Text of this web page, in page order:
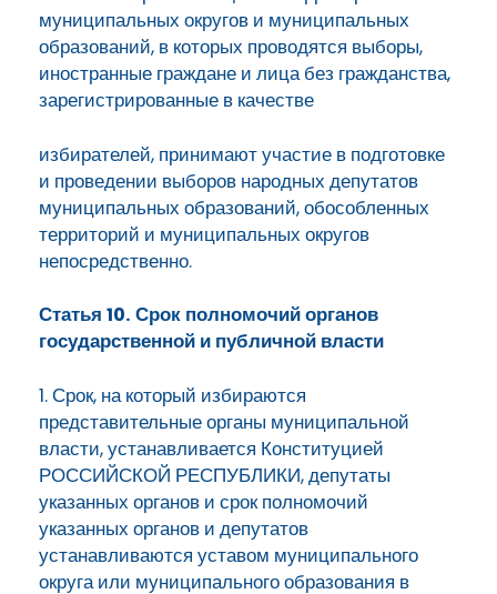
муниципальных округов и муниципальных
образований, в которых проводятся выборы,
иностранные граждане и лица без гражданства,
зарегистрированные в качестве
избирателей, принимают участие в подготовке
и проведении выборов народных депутатов
муниципальных образований, обособленных
территорий и муниципальных округов
непосредственно.
Статья 10. Срок полномочий органов
государственной и публичной власти
1. Срок, на который избираются
представительные органы муниципальной
власти, устанавливается Конституцией
РОССИЙСКОЙ РЕСПУБЛИКИ, депутаты
указанных органов и срок полномочий
указанных органов и депутатов
устанавливаются уставом муниципального
округа или муниципального образования в